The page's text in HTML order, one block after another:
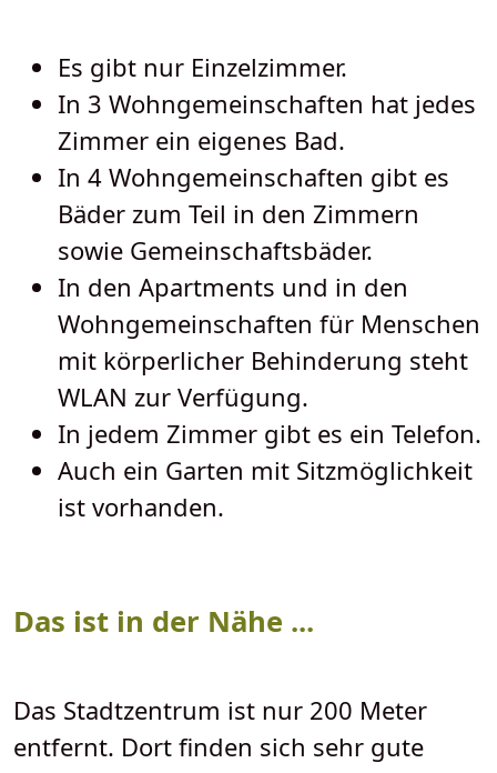
Es gibt nur Einzelzimmer.
In 3 Wohngemeinschaften hat jedes
Zimmer ein eigenes Bad.
In 4 Wohngemeinschaften gibt es
Bäder zum Teil in den Zimmern
sowie Gemeinschaftsbäder.
In den Apartments und in den
Wohngemeinschaften für Menschen
mit körperlicher Behinderung steht
WLAN zur Verfügung.
In jedem Zimmer gibt es ein Telefon.
Auch ein Garten mit Sitzmöglichkeit
ist vorhanden.
Das ist in der Nähe ...
Das Stadtzentrum ist nur 200 Meter
entfernt. Dort finden sich sehr gute